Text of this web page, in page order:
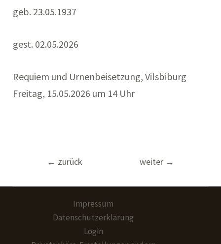
geb. 23.05.1937
gest. 02.05.2026
Requiem und Urnenbeisetzung, Vilsbiburg
Freitag, 15.05.2026 um 14 Uhr
Beitragsnavigation
← zurück weiter →
Impressum
Datenschutzerklärung
Login